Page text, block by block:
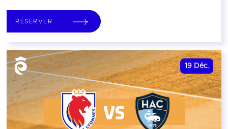
RÉSERVER
19 Déc.